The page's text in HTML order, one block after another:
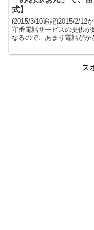
式】
(2015/3/10追記)2015/2/12
守番電話サービスの提供
なるので、あまり電話が
ス